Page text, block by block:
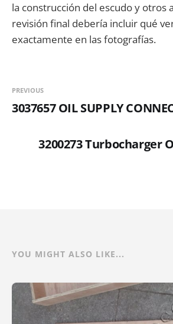
la construcción del escudo y otros
revisión final debería incluir qué
exactamente en las fotografías.
PREVIOUS
3037657 OIL SUPPLY
3200273 Turbocharger
YOU MIGHT ALSO LIKE...